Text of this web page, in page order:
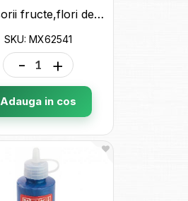
Accesorii fructe,flori decorative Maxi 7 buc*7.5gr MX62541
SKU: MX62541
- +
Adauga in cos